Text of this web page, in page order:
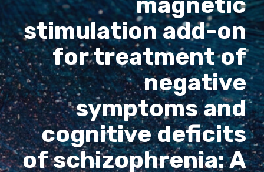
stimulation add-on
for treatment of
negative
symptoms and
cognitive deficits
of schizophrenia: A